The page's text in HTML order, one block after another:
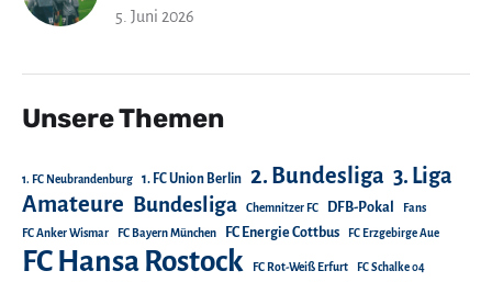
5. Juni 2026
Unsere Themen
1. FC Neubrandenburg 1. FC Union Berlin 2. Bundesliga 3. Liga
Amateure Bundesliga Chemnitzer FC DFB-Pokal Fans
FC Anker Wismar FC Bayern München FC Energie Cottbus FC Erzgebirge Aue
FC Hansa Rostock FC Rot-Weiß Erfurt FC Schalke 04